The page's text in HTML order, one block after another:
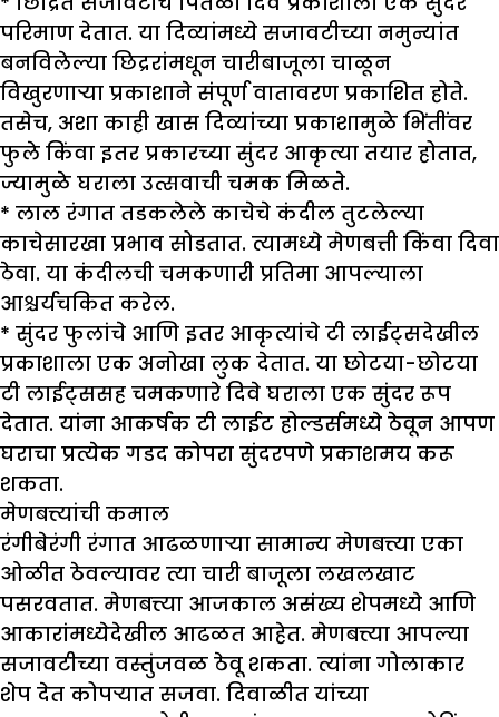
परिमाण देतात. या दिव्यांमध्ये सजावटीच्या नमुन्यांत
बनविलेल्या छिद्ररांमधून चारीबाजूला चाळून
विखुरणाऱ्या प्रकाशाने संपूर्ण वातावरण प्रकाशित होते.
तसेच, अशा काही खास दिव्यांच्या प्रकाशामुळे भिंतींवर
फुले किंवा इतर प्रकारच्या सुंदर आकृत्या तयार होतात,
ज्यामुळे घराला उत्सवाची चमक मिळते.
* लाल रंगात तडकलेले काचेचे कंदील तुटलेल्या
काचेसारखा प्रभाव सोडतात. त्यामध्ये मेणबत्ती किंवा दिवा
ठेवा. या कंदीलची चमकणारी प्रतिमा आपल्याला
आश्चर्यचकित करेल.
* सुंदर फुलांचे आणि इतर आकृत्यांचे टी लाईट्सदेखील
प्रकाशाला एक अनोखा लुक देतात. या छोटया-छोटया
टी लाईट्ससह चमकणारे दिवे घराला एक सुंदर रूप
देतात. यांना आकर्षक टी लाईट होल्डर्समध्ये ठेवून आपण
घराचा प्रत्येक गडद कोपरा सुंदरपणे प्रकाशमय करू
शकता.
मेणबत्त्यांची कमाल
रंगीबेरंगी रंगात आढळणाऱ्या सामान्य मेणबत्त्या एका
ओळीत ठेवल्यावर त्या चारी बाजूला लखलखाट
पसरवतात. मेणबत्त्या आजकाल असंख्य शेपमध्ये आणि
आकारांमध्येदेखील आढळत आहेत. मेणबत्त्या आपल्या
सजावटीच्या वस्तुंजवळ ठेवू शकता. त्यांना गोलाकार
शेप देत कोपऱ्यात सजवा. दिवाळीत यांच्या